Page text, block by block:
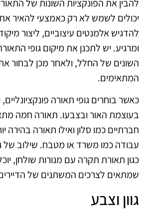
להבין את הפונקציות השונות של
יכולים לשמש לא רק כאמצעי להאיר
להדגיש אלמנטים עיצוביים, ליצור
ומרגיע. יש לתכנן את מיקום גופי
השונים של החלל, ולאחר מכן לבחור
המתאימים.
כאשר בוחרים גופי תאורה
בעוצמת האור ובצבעו. תאורה חמה
חברתיים כמו סלון ואילו תאורה בהירה
עבודה כמו משרד או מטבח. שילוב של
כגון תאורת תקרה עם מנורות שולחן,
שמתאים לצרכים המשתנים של
גוון וצבע